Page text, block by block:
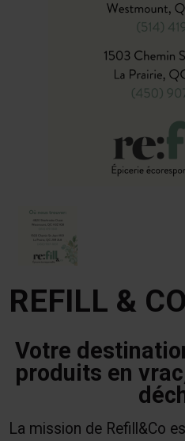
REFILL & CO
Votre
produits en
La mission de Refill&Co